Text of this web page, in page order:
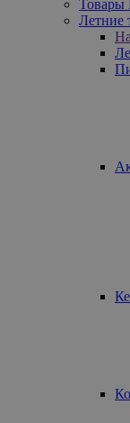
Товары
Летние